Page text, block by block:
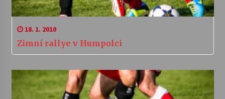
18. 1. 2010
Zimní rallye v Humpolci